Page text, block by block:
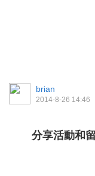
brian
2014-8-26 14:46
分享活動和